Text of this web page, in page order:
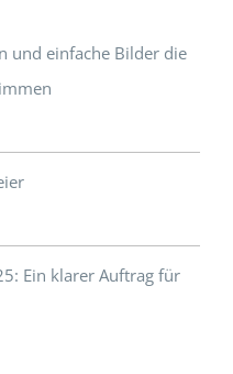
und einfache Bilder die
Ein klarer Auftrag für